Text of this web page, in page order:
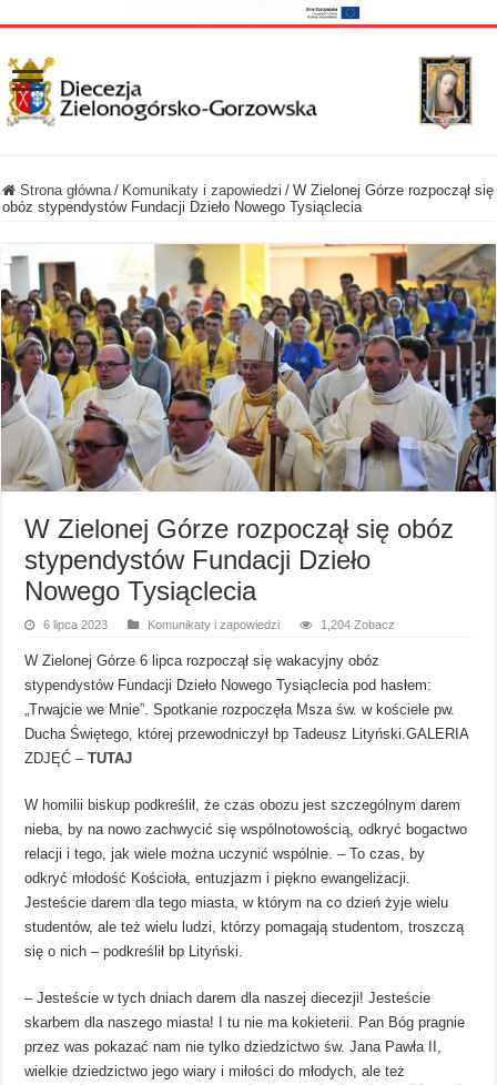
Strona główna / Komunikaty i zapowiedzi / W Zielonej Górze rozpoczął się
obóz stypendystów Fundacji Dzieło Nowego Tysiąclecia
W Zielonej Górze rozpoczął się obóz
stypendystów Fundacji Dzieło
Nowego Tysiąclecia
6 lipca 2023 Komunikaty i zapowiedzi 1,204 Zobacz
W Zielonej Górze 6 lipca rozpoczął się wakacyjny obóz
stypendystów Fundacji Dzieło Nowego Tysiąclecia pod hasłem:
„Trwajcie we Mnie”. Spotkanie rozpoczęła Msza św. w kościele pw.
Ducha Świętego, której przewodniczył bp Tadeusz Lityński.GALERIA
ZDJĘĆ –TUTAJ
W homilii biskup podkreślił, że czas obozu jest szczególnym darem
nieba, by na nowo zachwycić się wspólnotowością, odkryć bogactwo
relacji i tego, jak wiele można uczynić wspólnie. – To czas, by
odkryć młodość Kościoła, entuzjazm i piękno ewangelizacji.
Jesteście darem dla tego miasta, w którym na co dzień żyje wielu
studentów, ale też wielu ludzi, którzy pomagają studentom, troszczą
się o nich – podkreślił bp Lityński.
– Jesteście w tych dniach darem dla naszej diecezji! Jesteście
skarbem dla naszego miasta! I tu nie ma kokieterii. Pan Bóg pragnie
przez was pokazać nam nie tylko dziedzictwo św. Jana Pawła II,
wielkie dziedzictwo jego wiary i miłości do młodych, ale też